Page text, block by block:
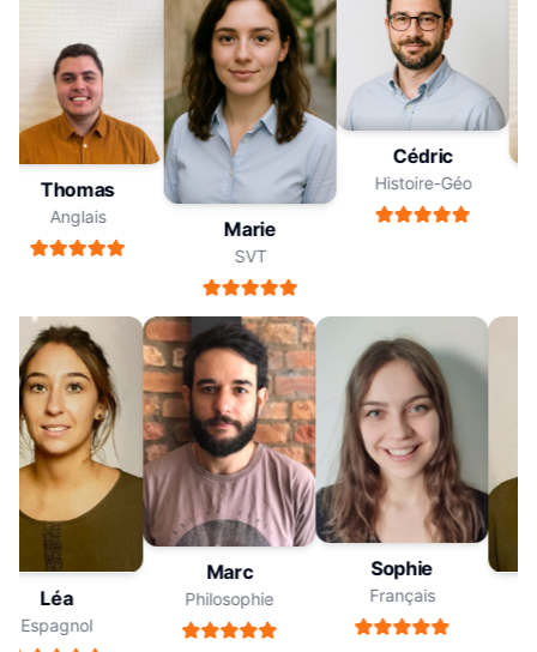
Thomas
Anglais
Marie
SVT
Cédric
Histoire-Géo
Léa
Espagnol
Marc
Philosophie
Sophie
Français